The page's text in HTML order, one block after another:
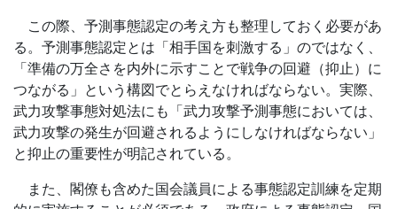
この際、予測事態認定の考え方も整理しておく必要があ
る。予測事態認定とは「相手国を刺激する」のではなく、
「準備の万全さを内外に示すことで戦争の回避（抑止）に
つながる」という構図でとらえなければならない。実際、
武力攻撃事態対処法にも「武力攻撃予測事態においては、
武力攻撃の発生が回避されるようにしなければならない」
と抑止の重要性が明記されている。
また、閣僚も含めた国会議員による事態認定訓練を定期